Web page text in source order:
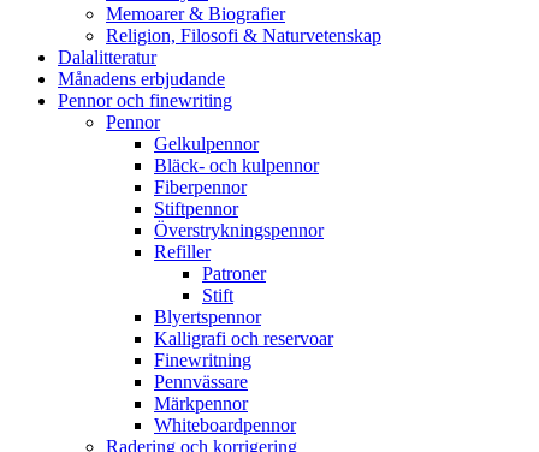
Memoarer & Biografier
Religion, Filosofi & Naturvetenskap
Dalalitteratur
Månadens erbjudande
Pennor och finewriting
Pennor
Gelkulpennor
Bläck- och kulpennor
Fiberpennor
Stiftpennor
Överstrykningspennor
Refiller
Patroner
Stift
Blyertspennor
Kalligrafi och reservoar
Finewritning
Pennvässare
Märkpennor
Whiteboardpennor
Radering och korrigering